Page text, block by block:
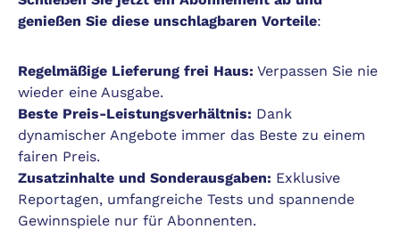
genießen Sie diese unschlagbaren Vorteile:
Regelmäßige Lieferung frei Haus: Verpassen Sie nie
wieder eine Ausgabe.
Beste Preis-Leistungsverhältnis: Dank
dynamischer Angebote immer das Beste zu einem
fairen Preis.
Zusatzinhalte und Sonderausgaben: Exklusive
Reportagen, umfangreiche Tests und spannende
Gewinnspiele nur für Abonnenten.